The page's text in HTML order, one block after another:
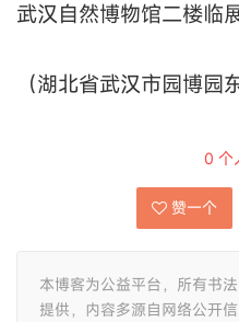
武汉自然博物馆二楼临
（湖北省武汉市园博园
0 个
赞一个
本博客为公益平台，所有书
提供，内容多源自网络公开